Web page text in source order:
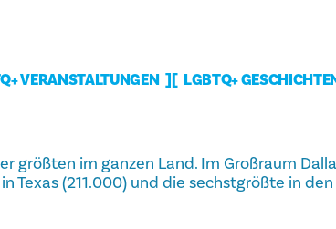
VERANSTALTUNGEN LGBTQ+
größten im ganzen Land. Im Großraum
Texas (211.000) und die sechstgrößte in den